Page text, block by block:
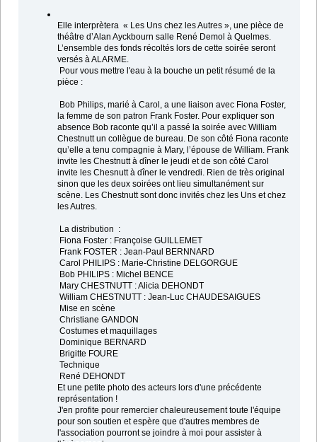
Elle interprètera « Les Uns chez les Autres », une pièce de
théâtre d’Alan Ayckbourn salle René Demol à Quelmes.
L’ensemble des fonds récoltés lors de cette soirée seront
versés à ALARME.
Pour vous mettre l'eau à la bouche un petit résumé de la
pièce :
Bob Philips, marié à Carol, a une liaison avec Fiona Foster,
la femme de son patron Frank Foster. Pour expliquer son
absence Bob raconte qu’il a passé la soirée avec William
Chestnutt un collègue de bureau. De son côté Fiona raconte
qu’elle a tenu compagnie à Mary, l’épouse de William. Frank
invite les Chestnutt à dîner le jeudi et de son côté Carol
invite les Chesnutt à dîner le vendredi. Rien de très original
sinon que les deux soirées ont lieu simultanément sur
scène. Les Chestnutt sont donc invités chez les Uns et chez
les Autres.
La distribution :
Fiona Foster : Françoise GUILLEMET
Frank FOSTER : Jean-Paul BERNNARD
Carol PHILIPS : Marie-Christine DELGORGUE
Bob PHILIPS : Michel BENCE
Mary CHESTNUTT : Alicia DEHONDT
William CHESTNUTT : Jean-Luc CHAUDESAIGUES
Mise en scène
Christiane GANDON
Costumes et maquillages
Dominique BERNARD
Brigitte FOURE
Technique
René DEHONDT
Et une petite photo des acteurs lors d'une précédente
représentation !
J'en profite pour remercier chaleureusement toute l'équipe
pour son soutien et espère que d'autres membres de
l'association pourront se joindre à moi pour assister à